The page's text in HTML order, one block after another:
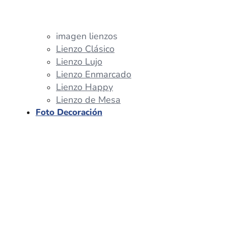
imagen lienzos
Lienzo Clásico
Lienzo Lujo
Lienzo Enmarcado
Lienzo Happy
Lienzo de Mesa
Foto Decoración